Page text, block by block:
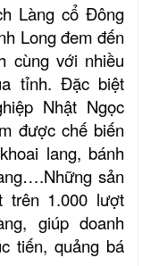
Làng cổ Đông
Long đem đến
cùng với nhiều
tỉnh. Đặc biệt
Nhật Ngọc
được chế biến
lang, bánh
sản
trên 1.000 lượt
giúp doanh
tiến, quảng bá